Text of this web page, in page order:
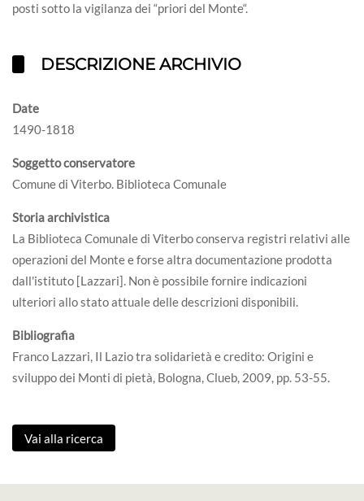
posti sotto la vigilanza dei “priori del Monte“.
DESCRIZIONE ARCHIVIO
Date
1490-1818
Soggetto conservatore
Comune di Viterbo. Biblioteca Comunale
Storia archivistica
La Biblioteca Comunale di Viterbo conserva registri relativi alle
operazioni del Monte e forse altra documentazione prodotta
dall'istituto [Lazzari]. Non è possibile fornire indicazioni
ulteriori allo stato attuale delle descrizioni disponibili.
Bibliografia
Franco Lazzari, Il Lazio tra solidarietà e credito: Origini e
sviluppo dei Monti di pietà, Bologna, Clueb, 2009, pp. 53-55.
Vai alla ricerca